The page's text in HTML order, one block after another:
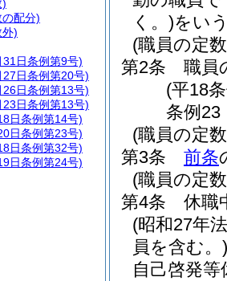
く。)をい
(職員の定
第2条
職員
(平18
条例23
(職員の定
第3条
前条
(職員の定
第4条
休職
(昭和27年
員を含む。)
自己啓発
)
配分)
)
日条例第9号)
日条例第20号)
日条例第13号)
日条例第13号)
日条例第14号)
日条例第23号)
日条例第32号)
日条例第24号)